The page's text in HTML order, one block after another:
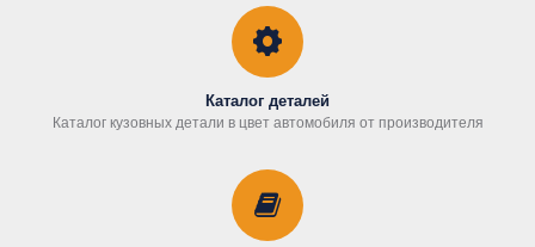
Каталог деталей
Каталог кузовных детали в цвет автомобиля от производителя